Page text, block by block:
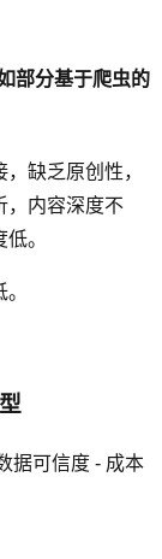
部分基于爬虫的
缺乏原创性，
，内容深度不
。
据可信度 - 成本